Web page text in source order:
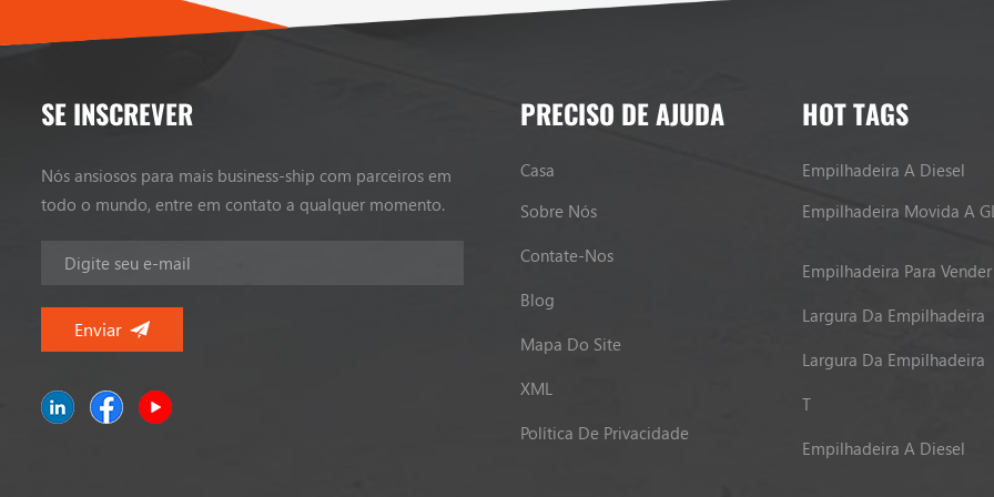
SE INSCREVER
Nós ansiosos para mais business-ship com parceiros em
todo o mundo, entre em contato a qualquer momento.
PRECISO DE AJUDA
Casa
Sobre Nós
Contate-Nos
Blog
Mapa Do Site
XML
Política De Privacidade
HOT TAGS
Empilhadeira A Diesel
Empilhadeira Movida A
Empilhadeira Para Vender
Largura Da Empilhadeira
Largura Da Empilhadeira
T
Empilhadeira A Diesel